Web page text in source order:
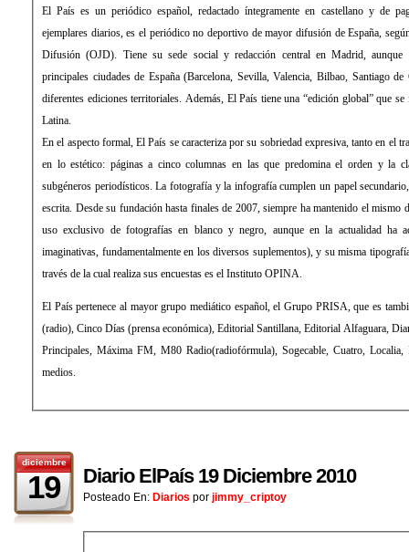
El País es un periódico español, redactado íntegramente en castellano y de
ejemplares diarios, es el periódico no deportivo de mayor difusión de España,
Difusión (OJD). Tiene su sede social y redacción central en Madrid, aunque
principales ciudades de España (Barcelona, Sevilla, Valencia, Bilbao, Santiago de
diferentes ediciones territoriales. Además, El País tiene una “edición global” que
Latina.
En el aspecto formal, El País se caracteriza por su sobriedad expresiva, tanto en el
en lo estético: páginas a cinco columnas en las que predomina el orden y la
subgéneros periodísticos. La fotografía y la infografía cumplen un papel
escrita. Desde su fundación hasta finales de 2007, siempre ha mantenido el mismo
uso exclusivo de fotografías en blanco y negro, aunque en la actualidad ha
imaginativas, fundamentalmente en los diversos suplementos), y su misma
través de la cual realiza sus encuestas es el Instituto OPINA.
El País pertenece al mayor grupo mediático español, el Grupo PRISA, que es
(radio), Cinco Días (prensa económica), Editorial Santillana, Editorial Alfaguara,
Principales, Máxima FM, M80 Radio(radiofórmula), Sogecable, Cuatro,
medios.
diciembre
19 Diario ElPaís 19 Diciembre 2010
Posteado En: Diarios por jimmy_criptoy